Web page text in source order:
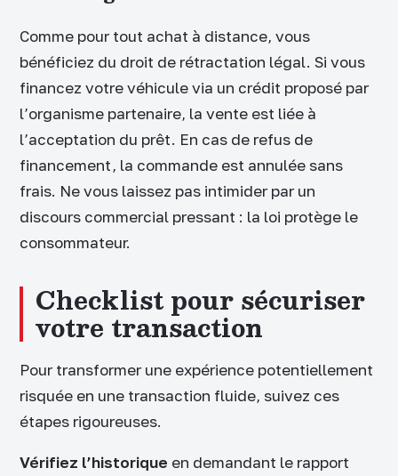
Comme pour tout achat à distance, vous
bénéficiez du droit de rétractation légal. Si vous
financez votre véhicule via un crédit proposé par
l’organisme partenaire, la vente est liée à
l’acceptation du prêt. En cas de refus de
financement, la commande est annulée sans
frais. Ne vous laissez pas intimider par un
discours commercial pressant : la loi protège le
consommateur.
Checklist pour sécuriser
votre transaction
Pour transformer une expérience potentiellement
risquée en une transaction fluide, suivez ces
étapes rigoureuses.
Vérifiez l’historique en demandant le rapport